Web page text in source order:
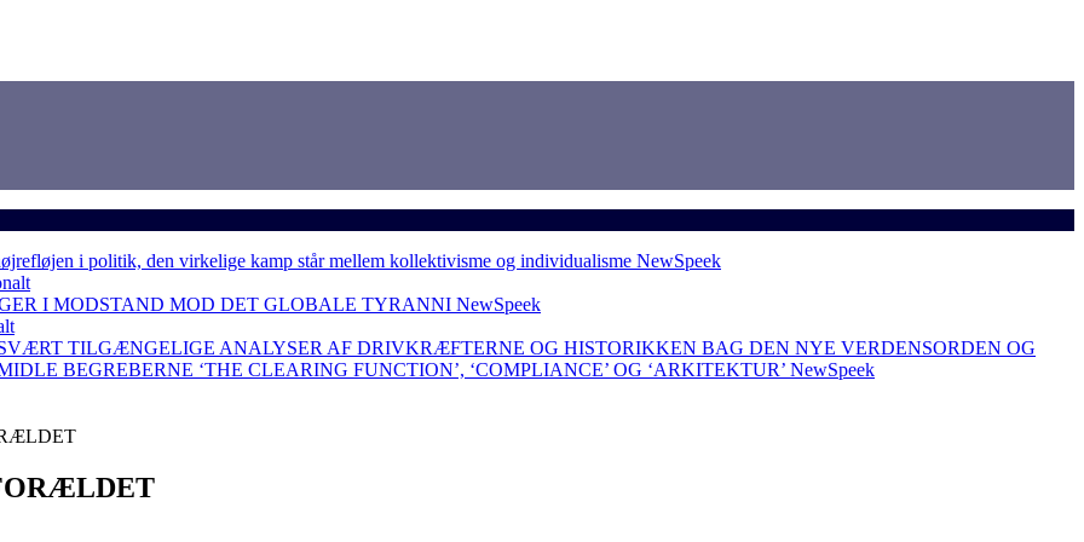
i politik, den virkelige kamp står mellem kollektivisme og individualisme NewSpeek
I MODSTAND MOD DET GLOBALE TYRANNI NewSpeek
TILGÆNGELIGE ANALYSER AF DRIVKRÆFTERNE OG HISTORIKKEN BAG DEN NYE VERDENSORDEN OG
BEGREBERNE ‘THE CLEARING FUNCTION’, ‘COMPLIANCE’ OG ‘ARKITEKTUR’ NewSpeek